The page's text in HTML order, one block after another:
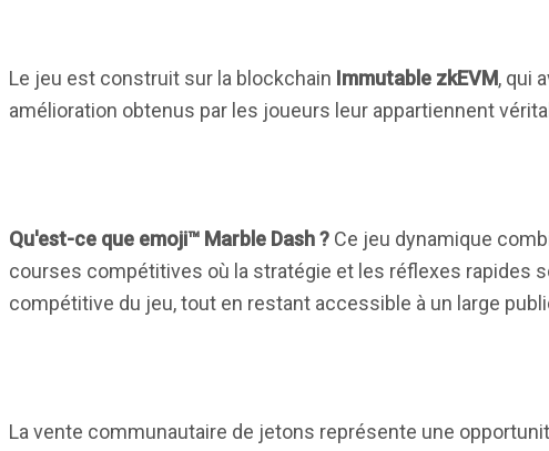
Le jeu est construit sur la blockchain Immutable zkEVM, qui
amélioration obtenus par les joueurs leur appartiennent
Qu'est-ce que emoji™ Marble Dash ? Ce jeu dynamique
courses compétitives où la stratégie et les réflexes rapides
compétitive du jeu, tout en restant accessible à un large
La vente communautaire de jetons représente une